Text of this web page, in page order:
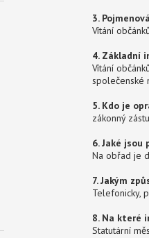
3.
Vítání
4. Základní
Vítání
společenské
5. Kdo je
zákonný
6. Jaké
Na obřad je
7. Jakým
Telefonicky,
8. Na které
Statutární